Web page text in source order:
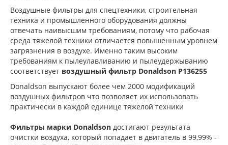
Воздушные фильтры для спецтехники, строительная
техника и промышленного оборудования должны
отвечать наивысшим требованиям, потому что рабочая
среда тяжелой техники отличается повышенным уровнем
загрязнения в воздухе. Именно таким высоким
требованиям к пылеулавливанию и пылеудержыванию
соответствует воздушный фильтр Donaldson P136255
Donaldson выпускают более чем 2000 модификаций
воздушных фильтров что позволяет их использовать
практически в каждой единице тяжелой техники
Фильтры марки Donaldson достигают результата
очистки воздуха, который попадает в двигатель в 99,99% -